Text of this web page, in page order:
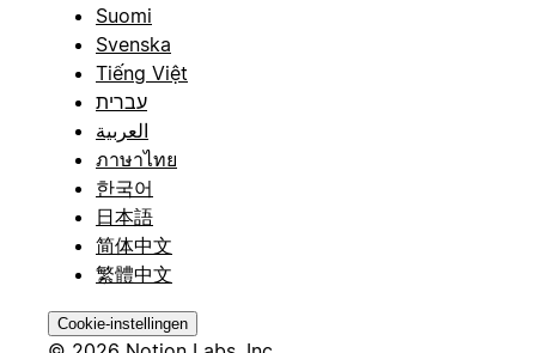
Suomi
Svenska
Tiếng Việt
עברית
العربية
ภาษาไทย
한국어
日本語
简体中文
繁體中文
Cookie-instellingen